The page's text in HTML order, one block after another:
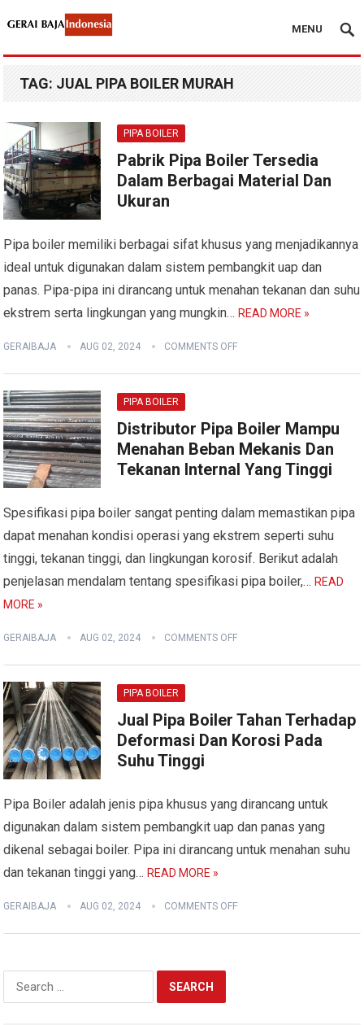
MENU
TAG: JUAL PIPA BOILER MURAH
PIPA BOILER
Pabrik Pipa Boiler Tersedia
Dalam Berbagai Material Dan
Ukuran
Pipa boiler memiliki berbagai sifat khusus yang menjadikannya
ideal untuk digunakan dalam sistem pembangkit uap dan
panas. Pipa-pipa ini dirancang untuk menahan tekanan dan suhu
ekstrem serta lingkungan yang mungkin…READ MORE »
GERAIBAJA AUG 02, 2024 COMMENTS OFF
PIPA BOILER
Distributor Pipa Boiler Mampu
Menahan Beban Mekanis Dan
Tekanan Internal Yang Tinggi
Spesifikasi pipa boiler sangat penting dalam memastikan pipa
dapat menahan kondisi operasi yang ekstrem seperti suhu
tinggi, tekanan tinggi, dan lingkungan korosif. Berikut adalah
penjelasan mendalam tentang spesifikasi pipa boiler,…READ
MORE »
GERAIBAJA AUG 02, 2024 COMMENTS OFF
PIPA BOILER
Jual Pipa Boiler Tahan Terhadap
Deformasi Dan Korosi Pada
Suhu Tinggi
Pipa Boiler adalah jenis pipa khusus yang dirancang untuk
digunakan dalam sistem pembangkit uap dan panas yang
dikenal sebagai boiler. Pipa ini dirancang untuk menahan suhu
dan tekanan tinggi yang…READ MORE »
GERAIBAJA AUG 02, 2024 COMMENTS OFF
Search
for: